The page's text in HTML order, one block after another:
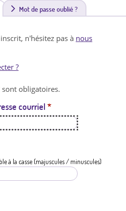
Mot de passe oublié ?
n'hésitez pas à nous
?
sont obligatoires.
courriel *
à la casse (majuscules / minuscules)